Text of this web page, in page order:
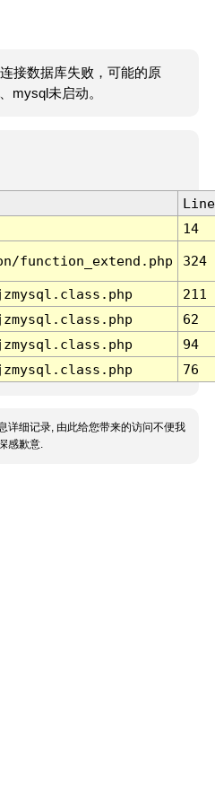
接数据库失败，可能的原
mysql未启动。
Line
14
function_extend.php 324
211
62
94
76
详细记录, 由此给您带来的访问不便我
感歉意.